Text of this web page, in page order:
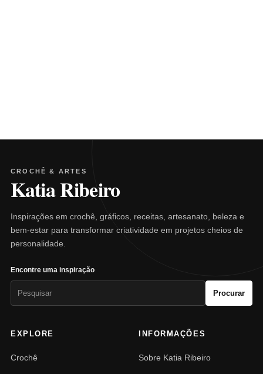
CROCHÊ & ARTES
Katia Ribeiro
Inspirações em crochê, gráficos, receitas, artesanato, beleza e
bem-estar para transformar criatividade em projetos cheios de
personalidade.
Encontre uma inspiração
Procurar
EXPLORE
Crochê
INFORMAÇÕES
Sobre Katia Ribeiro